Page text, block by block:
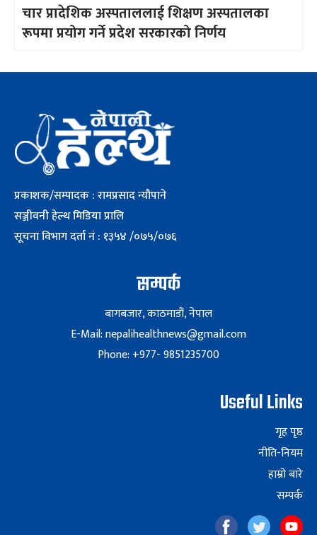
चार प्रादेशिक अस्पताललाई शिक्षण अस्पतालका
रूपमा प्रयोग गर्ने प्रदेश सरकारको निर्णय
प्रकाशक/सम्पादक : रामप्रसाद न्यौपाने
सञ्जीवनी हेल्थ मिडिया प्रालि
सूचना विभाग दर्ता नं : १३५४ /०७५/०७६
सम्पर्क
बागबजार, काठमाडौं, नेपाल
E-Mail: nepalihealthnews@gmail.com
Phone: +977- 9851235700
Useful Links
गृह पृष्ठ
नीति-नियम
हाम्रो बारे
सम्पर्क